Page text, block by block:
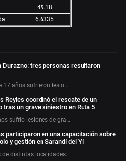
49.18
6.6335
Durazno: tres personas resultaron
17 años sufrieron lesio…
Reyles coordinó el rescate de un
tras un grave siniestro en Ruta 5
sufrió lesiones de gra…
participaron en una capacitación sobre
y gestión en Sarandí del Yí
de distintas localidades…